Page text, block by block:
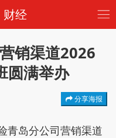
财经
销渠道2026
圆满举办
分享海报
青岛分公司营销渠道